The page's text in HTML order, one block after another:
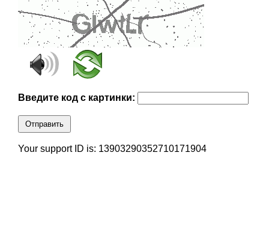
Введите код с картинки:
Отправить
Your support ID is: 13903290352710171904